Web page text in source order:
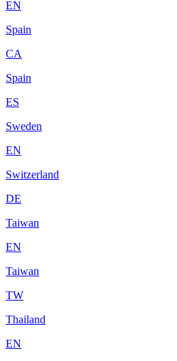
EN
Spain
CA
Spain
ES
Sweden
EN
Switzerland
DE
Taiwan
EN
Taiwan
TW
Thailand
EN